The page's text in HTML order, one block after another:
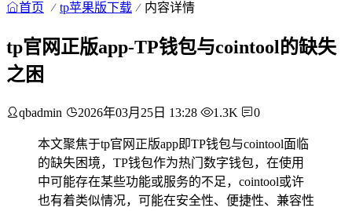
首页 tp苹果版下载 内容详情
tp官网正版app-TP钱包与cointool的缺失
之困
qbadmin 2026年03月25日 13:28 1.3K 0
本文聚焦于tp官网正版app即TP钱包与cointool面临
的缺失困境，TP钱包作为热门数字钱包，在使用
中可能存在某些功能或服务的不足，cointool或许
也有着类似情况，可能在安全性、便捷性、兼容性